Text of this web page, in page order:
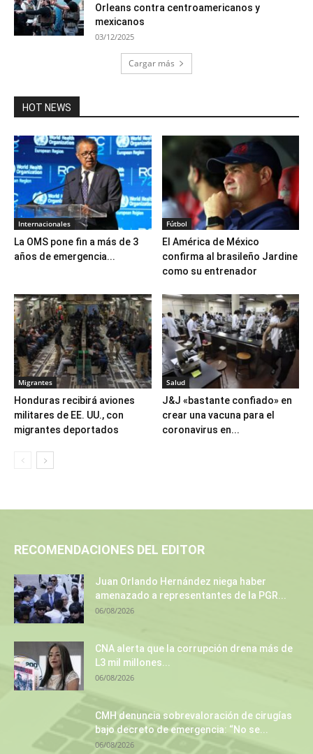
Orleans contra centroamericanos y
mexicanos
03/12/2025
Cargar más
HOT NEWS
Internacionales
La OMS pone fin a más de 3
años de emergencia...
Fútbol
El América de México
confirma al brasileño Jardine
como su entrenador
Migrantes
Honduras recibirá aviones
militares de EE. UU., con
migrantes deportados
Salud
J&J «bastante confiado» en
crear una vacuna para el
coronavirus en...
RECOMENDACIONES DEL EDITOR
Juan Orlando Hernández niega haber
amenazado a representantes de la PGR...
06/08/2026
CNA alerta que la corrupción drena más de
L3 mil millones...
06/08/2026
CMH denuncia sobrevaloración de cirugías
bajo decreto de emergencia: “No se...
06/08/2026